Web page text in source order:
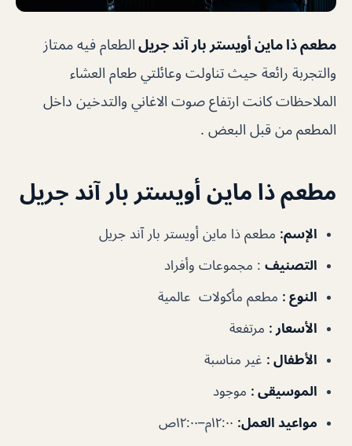
مطعم ذا ماين أويستر بار آند جريل الطعام فيه ممتاز
والتجربة رائعة حيث تناولت وعائلتي طعام العشاء
الملاحظات كانت ارتفاع صوت الاغاني والتدخين داخل
المطعم من قبل البعض .
مطعم ذا ماين أويستر بار آند جريل
الإسم: مطعم ذا ماين أويستر بار آند جريل
التصنيف : مجموعات وأفراد
النوع : مطعم مأكولات عالمية
الأسعار : مرتفعة
الأطفال : غير مناسبة
الموسيقى : موجود
مواعيد العمل: